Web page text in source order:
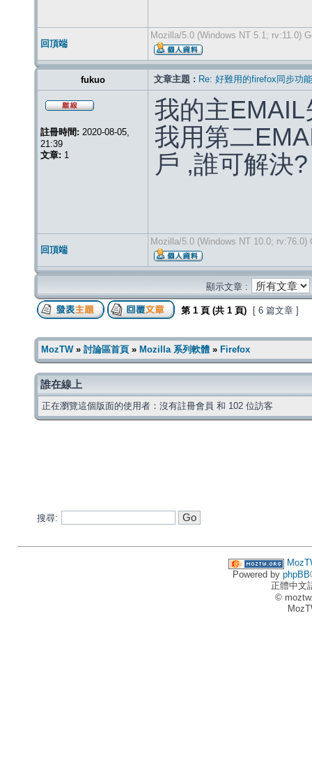
回頂端
Mozilla/5.0 (Windows NT 5.1; rv:11.0)
fukuo 文章主題 : Re: 好難用的firefox同步功能
註冊時間: 2020-08-05,
21:39
文章: 1
我的主
我用第二
戶 ,誰可解決?
回頂端
Mozilla/5.0 (Windows NT 10.0; rv:76.0)
顯示文章 :
第 1 頁 (共 1 頁) [ 6 篇文章 ]
MozTW» 討論區首頁 » Mozilla 系列軟體 » Firefox
誰在線上
正在瀏覽這個版面的使用者：沒有註冊會員 和 102 位訪客
搜尋:
Powered by phpBB
正體中文
©